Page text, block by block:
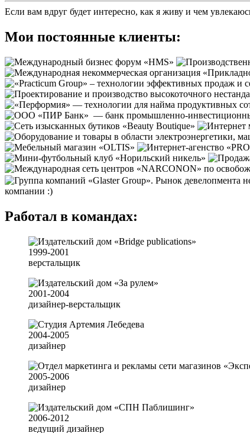
Если вам вдруг будет интересно, как я живу и чем
Мои постоянные клиенты:
компании :)
Работал в командах:
1999-2001
верстальщик
2001-2004
дизайнер-верстальщик
2004-2005
дизайнер
2005-2006
дизайнер
2006-2012
ведущий дизайнер